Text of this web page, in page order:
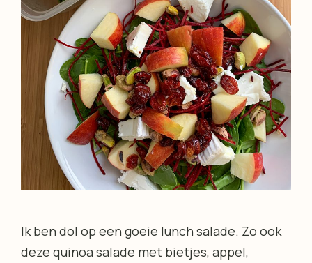
Ik ben dol op een goeie lunch salade. Zo ook
deze quinoa salade met bietjes, appel,